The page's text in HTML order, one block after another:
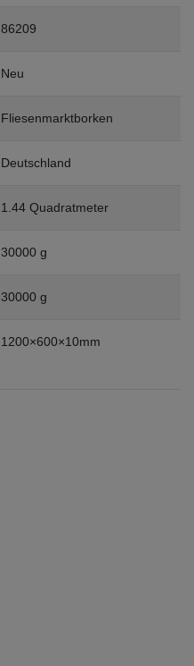
86209
Neu
Fliesenmarktborken
Deutschland
1.44 Quadratmeter
30000 g
30000 g
1200×600×10mm